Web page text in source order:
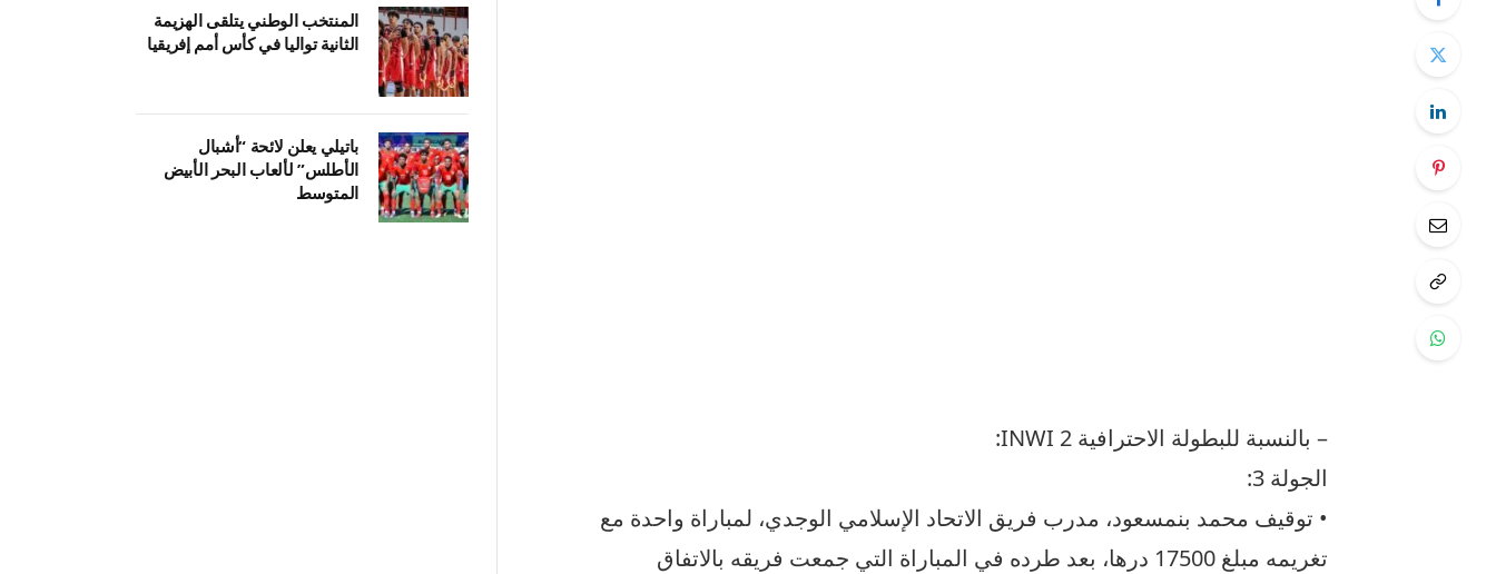
– بالنسبة للبطولة الاحترافية 2 INWI:
الجولة 3:
• توقيف محمد بنمسعود، مدرب فريق الاتحاد الإسلامي الوجدي، لمباراة واحدة مع
تغريمه مبلغ 17500 درها، بعد طرده في المباراة التي جمعت فريقه بالاتفاق
المنتخب الوطني يتلقى الهزيمة
الثانية تواليا في كأس أمم إفريقيا
باتيلي يعلن لائحة “أشبال
الأطلس” لألعاب البحر الأبيض
المتوسط